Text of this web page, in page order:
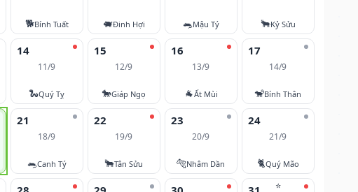
🐕Bính Tuất 🐖Đinh Hợi 🐀Mậu Tý 🐂Kỷ Sửu
14
11/9
🐍Quý Tỵ
15
12/9
🐎Giáp Ngọ
16
13/9
🐐Ất Mùi
17
14/9
🐒Bính Thân
21
18/9
🐀Canh Tý
22
19/9
🐂Tân Sửu
23
20/9
🐅Nhâm Dần
24
21/9
🐈Quý Mão
⭐